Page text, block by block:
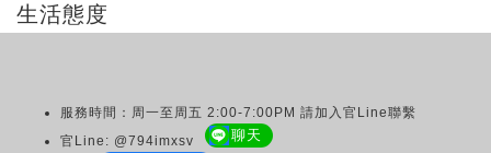
生活態度
服務時間：周一至周五 2:00-7:00PM 請加入官Line聯繫
官Line: @794imxsv
聊天